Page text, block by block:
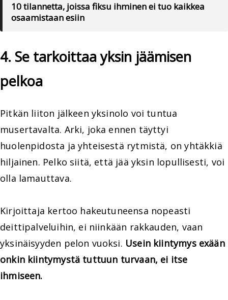
10 tilannetta, joissa fiksu ihminen ei tuo kaikkea
osaamistaan esiin
4. Se tarkoittaa yksin jäämisen
pelkoa
Pitkän liiton jälkeen yksinolo voi tuntua
musertavalta. Arki, joka ennen täyttyi
huolenpidosta ja yhteisestä rytmistä, on yhtäkkiä
hiljainen. Pelko siitä, että jää yksin lopullisesti, voi
olla lamauttava.
Kirjoittaja kertoo hakeutuneensa nopeasti
deittipalveluihin, ei niinkään rakkauden, vaan
yksinäisyyden pelon vuoksi. Usein kiintymys exään
onkin kiintymystä tuttuun turvaan, ei itse
ihmiseen.